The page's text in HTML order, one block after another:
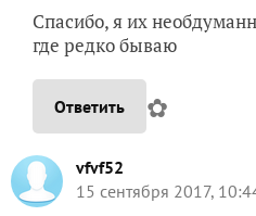
Спасибо, я их
где редко бываю
Ответить ✿
vfvf52
15 сентября 2017,